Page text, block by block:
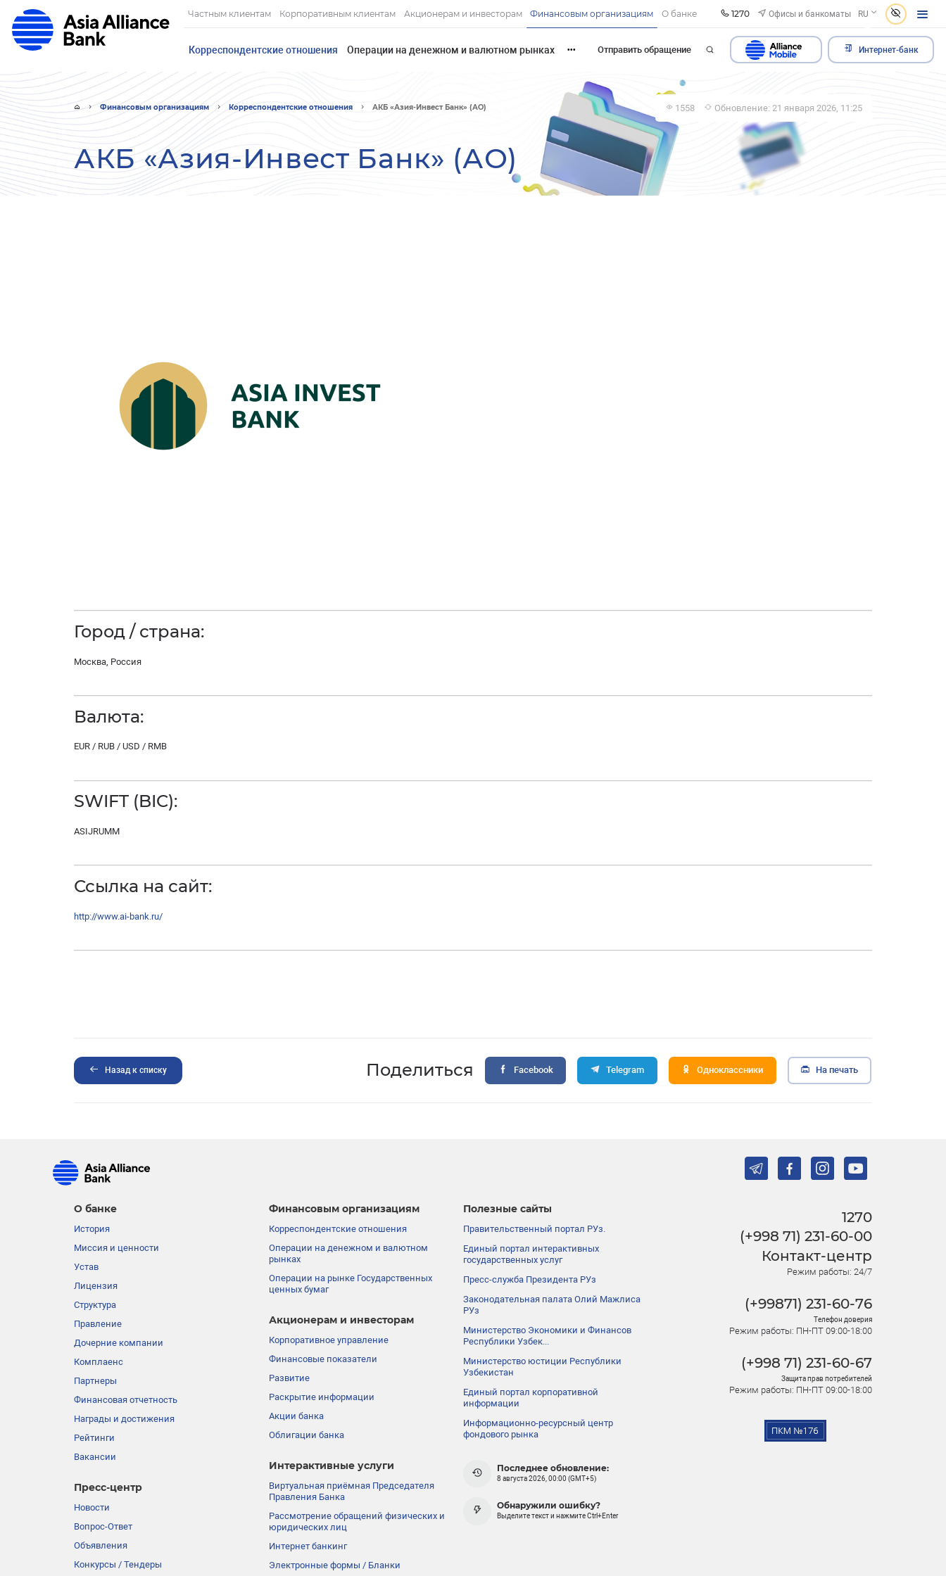
Частным клиентам Корпоративным клиентам Акционерам и инвесторам Финансовым организациям О банке 1270 Офисы и банкоматы RU
Корреспондентские отношения Операции на денежном и валютном рынках ••• Отправить обращение Интернет-банк
Финансовым организациям Корреспондентские отношения АКБ «Азия-Инвест Банк» (АО) 1558 Обновление: 21 января 2026, 11:25
АКБ «Азия-Инвест Банк» (АО)
Город / страна:
Москва, Россия
Валюта:
EUR / RUB / USD / RMB
SWIFT (BIC):
ASIJRUMM
Ссылка на сайт:
http://www.ai-bank.ru/
Назад к списку Поделиться Facebook Telegram Одноклассники На печать
О банке
История
Миссия и ценности
Устав
Лицензия
Структура
Правление
Дочерние компании
Комплаенс
Партнеры
Финансовая отчетность
Награды и достижения
Рейтинги
Вакансии
Пресс-центр
Новости
Вопрос-Ответ
Объявления
Конкурсы / Тендеры
Финансовым организациям
Корреспондентские отношения
Операции на денежном и валютном
рынках
Операции на рынке Государственных
ценных бумаг
Акционерам и инвесторам
Корпоративное управление
Финансовые показатели
Развитие
Раскрытие информации
Акции банка
Облигации банка
Интерактивные услуги
Виртуальная приёмная Председателя
Правления Банка
Рассмотрение обращений физических и
юридических лиц
Интернет банкинг
Электронные формы / Бланки
Полезные сайты
Правительственный портал РУз.
Единый портал интерактивных
государственных услуг
Пресс-служба Президента РУз
Законодательная палата Олий Мажлиса
РУз
Министерство Экономики и Финансов
Республики Узбек...
Министерство юстиции Республики
Узбекистан
Единый портал корпоративной
информации
Информационно-ресурсный центр
фондового рынка
Последнее обновление:
8 августа 2026, 00:00 (GMT+5)
Обнаружили ошибку?
Выделите текст и нажмите Ctrl+Enter
1270
(+998 71) 231-60-00
Контакт-центр
Режим работы: 24/7
(+99871) 231-60-76
Телефон доверия
Режим работы: ПН-ПТ 09:00-18:00
(+998 71) 231-60-67
Защита прав потребителей
Режим работы: ПН-ПТ 09:00-18:00